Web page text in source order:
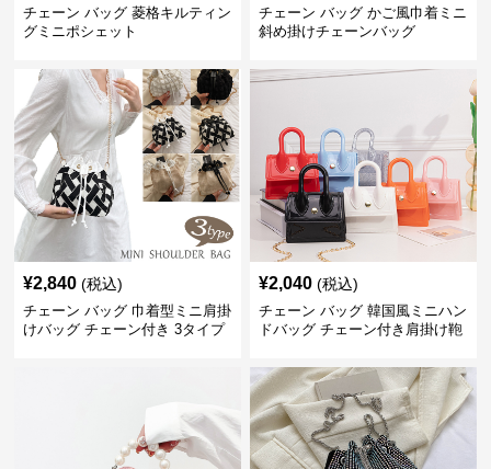
チェーン バッグ 菱格キルティン
グミニポシェット
チェーン バッグ かご風巾着ミニ
斜め掛けチェーンバッグ
¥2,840 (税込)
チェーン バッグ 巾着型ミニ肩掛
けバッグ チェーン付き 3タイプ
¥2,040 (税込)
チェーン バッグ 韓国風ミニハン
ドバッグ チェーン付き肩掛け鞄